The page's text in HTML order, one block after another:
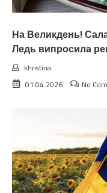
На Великдень!
Ледь випросила
khristina
01.04.2026
No